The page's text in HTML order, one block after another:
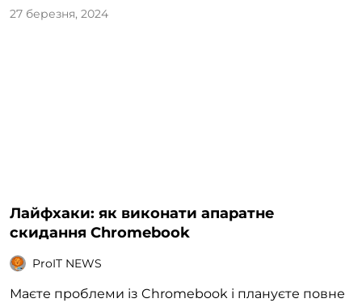
27 березня, 2024
Лайфхаки: як виконати апаратне
скидання Chromebook
ProIT NEWS
Маєте проблеми із Chromebook і плануєте повне